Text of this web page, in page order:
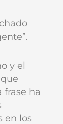
y el
frase ha
en los